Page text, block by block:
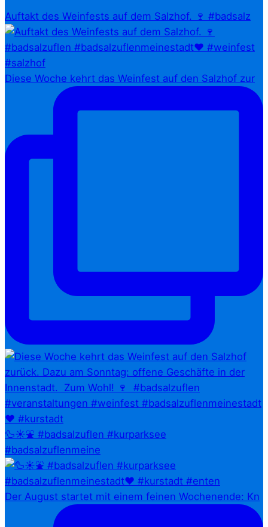
Auftakt des Weinfests auf dem Salzhof. 🍷 #badsalz
Diese Woche kehrt das Weinfest auf den Salzhof zur
🦆☀️⛲ #badsalzuflen #kurparksee
#badsalzuflenmeine
Der August startet mit einem feinen Wochenende: Kn